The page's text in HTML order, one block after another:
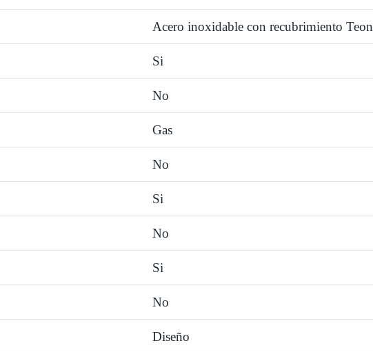
Acero inoxidable con recubrimiento Teon
Si
No
Gas
No
Si
No
Si
No
Diseño